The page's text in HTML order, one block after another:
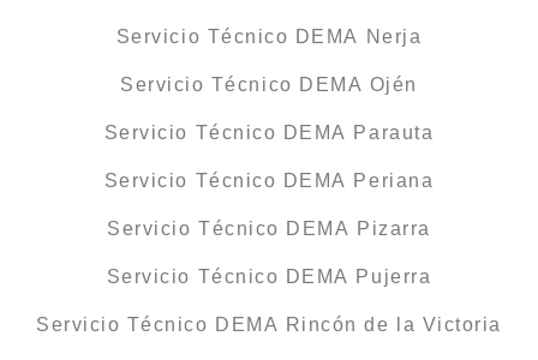
Servicio Técnico DEMA Nerja
Servicio Técnico DEMA Ojén
Servicio Técnico DEMA Parauta
Servicio Técnico DEMA Periana
Servicio Técnico DEMA Pizarra
Servicio Técnico DEMA Pujerra
Servicio Técnico DEMA Rincón de la Victoria